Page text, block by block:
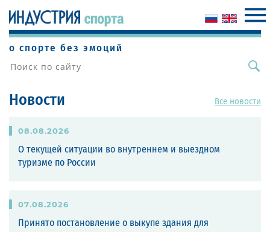
о спорте без эмоций
Новости Все новости
08.08.2026
О текущей ситуации во внутреннем и выездном
туризме по России
07.08.2026
Принято постановление о выкупе здания для